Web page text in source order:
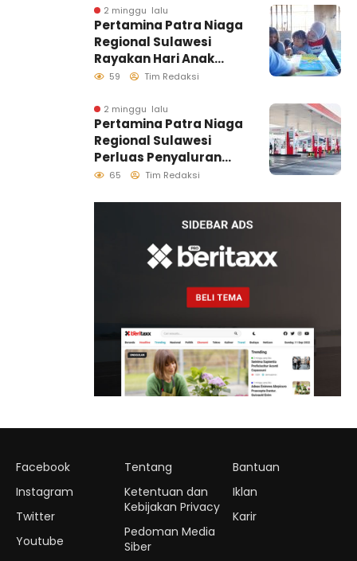
Distribusi B50 di
Kawasan Timur
Sulawesi
2 minggu lalu
Pertamina Patra Niaga
Regional Sulawesi
Rayakan Hari Anak
Nasional Melalui
Ruang Tumbuh
Generasi Penjaga
Pesisir
59 Tim Redaksi
2 minggu lalu
Pertamina Patra Niaga
Regional Sulawesi
Perluas Penyaluran
Biosolar B50, Kini
65 Tim Redaksi
Facebook
Instagram
Twitter
Youtube
Tentang
Ketentuan dan
Kebijakan Privacy
Pedoman Media
Siber
Bantuan
Iklan
Karir